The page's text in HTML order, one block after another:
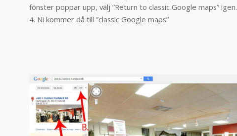
fönster poppar upp, välj ”Return to classic Google maps” igen.
4. Ni kommer då till ”classic Google maps”